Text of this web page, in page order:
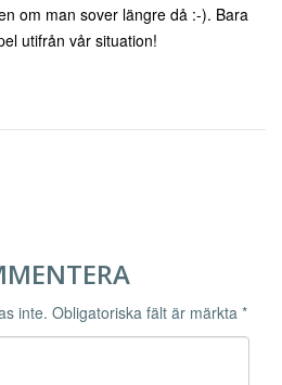
om man sover längre då :-). Bara
utifrån vår situation!
inte. Obligatoriska fält är märkta *